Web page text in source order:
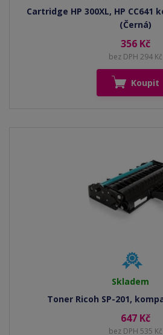
Cartridge HP 300XL, HP
(Černá)
356 Kč
bez DPH 294 Kč
Koupit
Skladem
Toner Ricoh SP-201,
647 Kč
bez DPH 535 Kč